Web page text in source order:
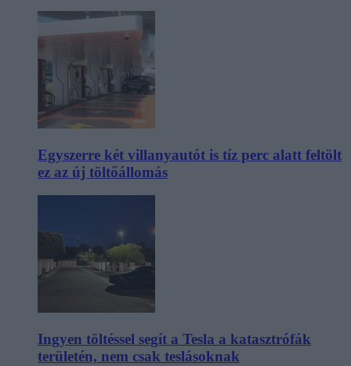
Egyszerre két villanyautót is tíz perc alatt feltölt
ez az új töltőállomás
Ingyen töltéssel segít a Tesla a katasztrófák
területén, nem csak teslásoknak